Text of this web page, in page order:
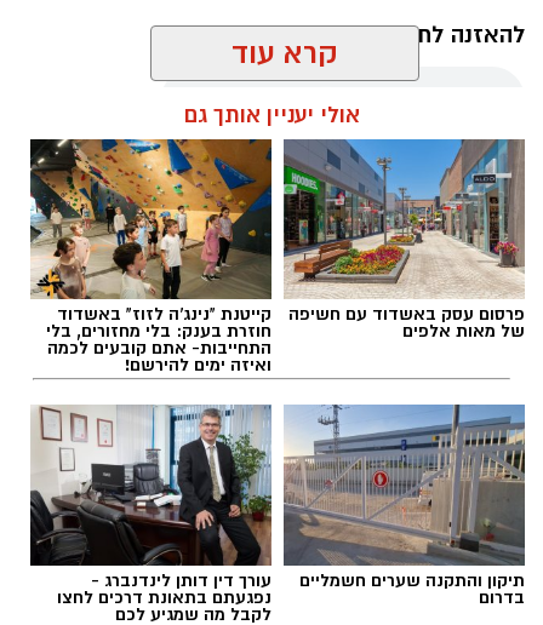
להאזנה לתוכן:
עופר אשטוקר / 11:09 07.08.26
תאונת שרשרת עד הלום
קרא עוד
אולי יעניין אותך גם
פרסום עסק באשדוד עם חשיפה
של מאות אלפים
קייטנת "נינג'ה לזוז" באשדוד
חוזרת בענק: בלי מחזורים, בלי
התחייבות- אתם קובעים לכמה
ואיזה ימים להירשם!
תיקון והתקנה שערים חשמליים
בדרום
עורך דין דותן לינדנברג -
נפגעתם בתאונת דרכים לחצו
לקבל מה שמגיע לכם